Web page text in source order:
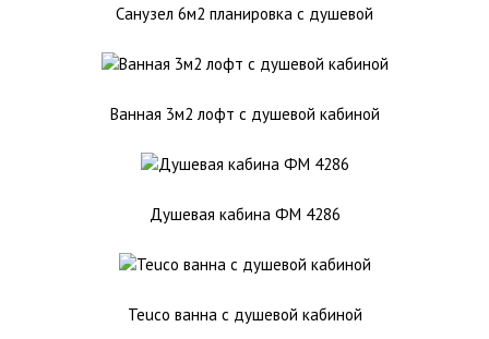
Санузел 6м2 планировка с душевой
Ванная 3м2 лофт с душевой кабиной
Душевая кабина ФМ 4286
Teuco ванна с душевой кабиной